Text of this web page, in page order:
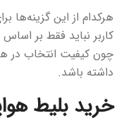
هرکدام از این
کاربر نباید فقط بر
چون کیفیت انتخاب در
داشته باشد.
خرید بلیط